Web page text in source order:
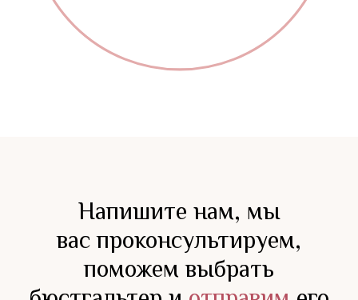
Напишите нам, мы
вас проконсультируем,
поможем выбрать